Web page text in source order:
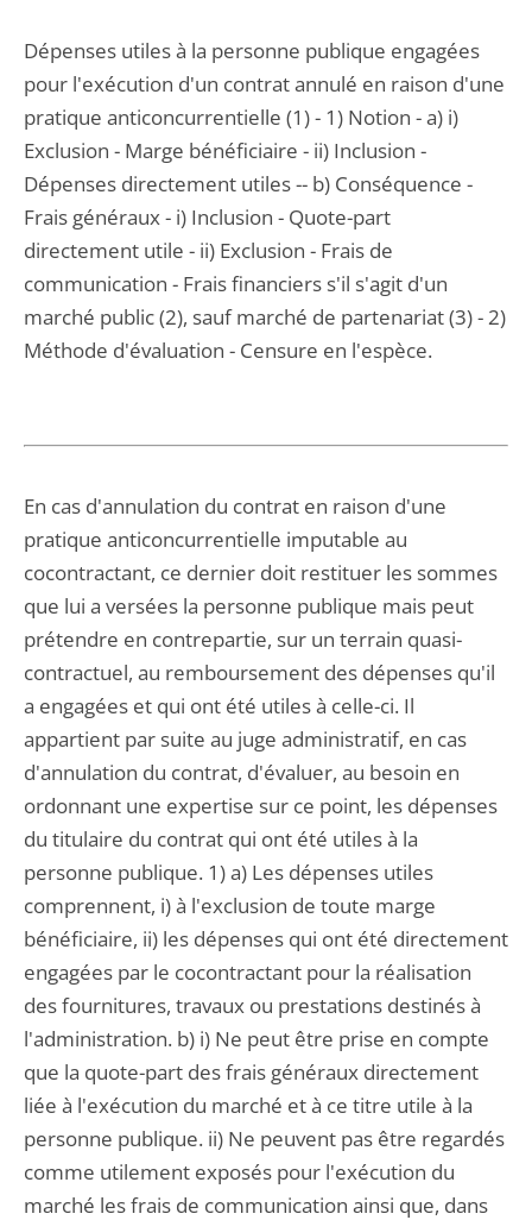
Dépenses utiles à la personne publique engagées
pour l'exécution d'un contrat annulé en raison d'une
pratique anticoncurrentielle (1) - 1) Notion - a) i)
Exclusion - Marge bénéficiaire - ii) Inclusion -
Dépenses directement utiles -- b) Conséquence -
Frais généraux - i) Inclusion - Quote-part
directement utile - ii) Exclusion - Frais de
communication - Frais financiers s'il s'agit d'un
marché public (2), sauf marché de partenariat (3) - 2)
Méthode d'évaluation - Censure en l'espèce.
En cas d'annulation du contrat en raison d'une
pratique anticoncurrentielle imputable au
cocontractant, ce dernier doit restituer les sommes
que lui a versées la personne publique mais peut
prétendre en contrepartie, sur un terrain quasi-
contractuel, au remboursement des dépenses qu'il
a engagées et qui ont été utiles à celle-ci. Il
appartient par suite au juge administratif, en cas
d'annulation du contrat, d'évaluer, au besoin en
ordonnant une expertise sur ce point, les dépenses
du titulaire du contrat qui ont été utiles à la
personne publique. 1) a) Les dépenses utiles
comprennent, i) à l'exclusion de toute marge
bénéficiaire, ii) les dépenses qui ont été directement
engagées par le cocontractant pour la réalisation
des fournitures, travaux ou prestations destinés à
l'administration. b) i) Ne peut être prise en compte
que la quote-part des frais généraux directement
liée à l'exécution du marché et à ce titre utile à la
personne publique. ii) Ne peuvent pas être regardés
comme utilement exposés pour l'exécution du
marché les frais de communication ainsi que, dans